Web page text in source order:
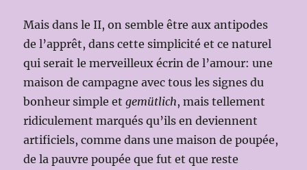
Mais dans le II, on semble être aux antipodes
de l’apprêt, dans cette simplicité et ce naturel
qui serait le merveilleux écrin de l’amour: une
maison de campagne avec tous les signes du
bonheur simple etgemütlich, mais tellement
ridiculement marqués qu’ils en deviennent
artificiels, comme dans une maison de poupée,
de la pauvre poupée que fut et que reste